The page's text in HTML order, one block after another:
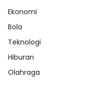
Ekonomi
Bola
Teknologi
Hiburan
Olahraga